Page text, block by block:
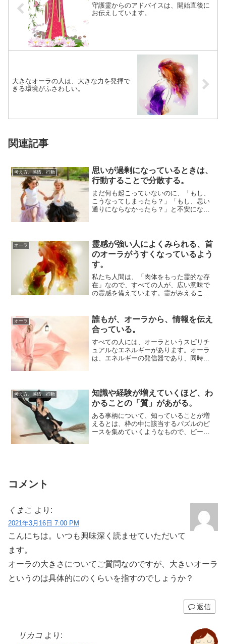
守護霊からのアドバイスは、開始直後に
お伝えしています。
大きなオーラの人は、大きな力を発揮で
きる環境がふさわしい。
関連記事
考え方、感情、行動
思いが過剰になっているときは、
行動することで分散する。
まだ何も起こっていないのに、「もし、
こうなってしまったら？」「もし、思い
通りにならなかったら？」と不安になる
オーラ
霊感が強い人によくみられる、首
のオーラがうすくなっているよう
す。
私たち人間は、「肉体をもった霊的な存
在」なので、すべての人が、広い意味で
の霊感を備えています。霊がみえること
オーラ
誰もが、オーラから、情報を伝え
合っている。
すべての人には、オーラというスピリチ
ュアルなエネルギーがあります。オーラ
は、エネルギーの発信器であり、同時
考え方、感情、行動
知識や経験が増えていくほど、わ
かることの「質」があがる。
ある事柄について、知っていることが増
えるとは、枠の中に該当するパズルのピ
ースを集めていくようなもので、ピース
コメント
くまこ より:
2021年3月16日 7:00 PM
こんにちは。いつも興味深く読ませていただいて
ます。
オーラの大きさについてご質問なのですが、大きいオーラ
というのは具体的にのくらいを指すのでしょうか？
返信
リカコ より: